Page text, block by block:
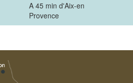
A 45 min d'Aix-en
Provence